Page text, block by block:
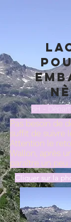
6H -
Pas besoin de
suffit de suivre
Attention le
Wallon, après
paraître un peu
Cliquer sur la